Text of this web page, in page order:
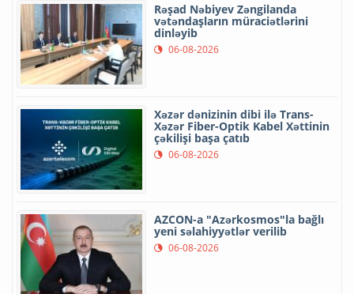
Rəşad Nəbiyev Zəngilanda
vətəndaşların müraciətlərini
dinləyib
06-08-2026
Xəzər dənizinin dibi ilə Trans-
Xəzər Fiber-Optik Kabel Xəttinin
çəkilişi başa çatıb
06-08-2026
AZCON-a "Azərkosmos"la bağlı
yeni səlahiyyətlər verilib
06-08-2026